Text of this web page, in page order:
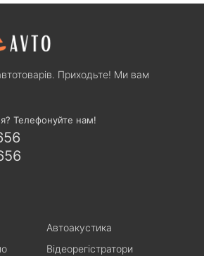
Приходьте! Ми вам
Телефонуйте нам!
Автоакустика
Відеорегістратори